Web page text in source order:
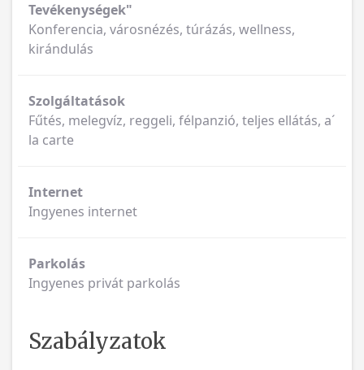
Tevékenységek"
Konferencia, városnézés, túrázás, wellness,
kirándulás
Szolgáltatások
Fűtés, melegvíz, reggeli, félpanzió, teljes ellátás, a´
la carte
Internet
Ingyenes internet
Parkolás
Ingyenes privát parkolás
Szabályzatok